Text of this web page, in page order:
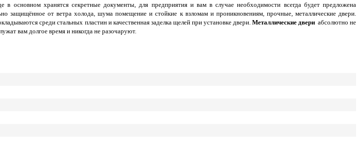
основном хранятся секретные документы, для предприятия и вам в случае необходимости всегда будет предложена
защищённое от ветра холода, шума помещение и стойкие к взломам и проникновениям, прочные, металлические двери.
среди стальных пластин и качественная заделка щелей при установке двери. Металлические двериабсолютно не
вам долгое время и никогда не разочаруют.